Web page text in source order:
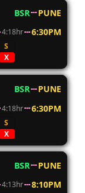
BSR
PUNE
4:18hr 6:30PM
S
X
BSR
PUNE
4:18hr 6:30PM
S
X
BSR
PUNE
4:13hr 8:10PM